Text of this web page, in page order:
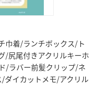
巾着/ランチボックス/ト
/尻尾付きアクリルキーホ
/ラバー前髪クリップ/ネ
ダイカットメモ/アクリル